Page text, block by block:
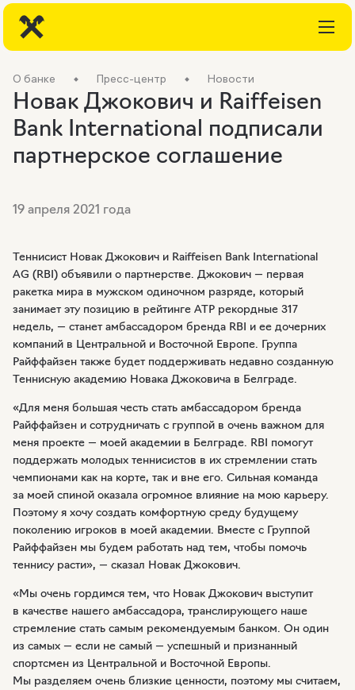
О банке Пресс-центр Новости
Новак Джокович и Raiffeisen
Bank International подписали
партнерское соглашение
19 апреля 2021 года
Теннисист Новак Джокович и Raiffeisen Bank International
AG (RBI) объявили о партнерстве. Джокович — первая
ракетка мира в мужском одиночном разряде, который
занимает эту позицию в рейтинге ATP рекордные 317
недель, — станет амбассадором бренда RBI и ее дочерних
компаний в Центральной и Восточной Европе. Группа
Райффайзен также будет поддерживать недавно созданную
Теннисную академию Новака Джоковича в Белграде.
«Для меня большая честь стать амбассадором бренда
Райффайзен и сотрудничать с группой в очень важном для
меня проекте — моей академии в Белграде. RBI помогут
поддержать молодых теннисистов в их стремлении стать
чемпионами как на корте, так и вне его. Сильная команда
за моей спиной оказала огромное влияние на мою карьеру.
Поэтому я хочу создать комфортную среду будущему
поколению игроков в моей академии. Вместе с Группой
Райффайзен мы будем работать над тем, чтобы помочь
теннису расти», — сказал Новак Джокович.
«Мы очень гордимся тем, что Новак Джокович выступит
в качестве нашего амбассадора, транслирующего наше
стремление стать самым рекомендуемым банком. Он один
из самых — если не самый — успешный и признанный
спортсмен из Центральной и Восточной Европы.
Мы разделяем очень близкие ценности, поэтому мы считаем,